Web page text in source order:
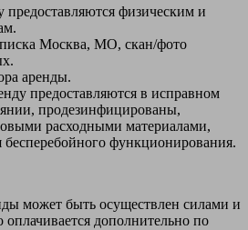
предоставляются физическим и
Москва, МО, скан/фото
аренды.
предоставляются в исправном
продезинфицированы,
расходными материалами,
функционирования.
может быть осуществлен силами и
оплачивается дополнительно по